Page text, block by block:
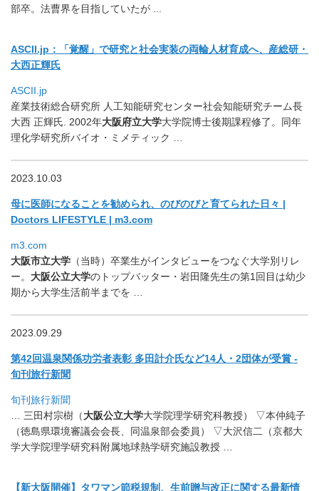
部卒。法曹界を目指していたが ..
ASCII.jp：「覚醒」で研究と社会実装の両輪人材育成へ、 産総研・
大西正輝氏
ASCII.jp
産業技術総合研究所 人工知能研究センター社会知能研究チーム長
大西 正輝氏. 2002年大阪府立大学大学院博士後期課程修了。 同年
理化学研究所バイオ・ミメティック …
2023.10.03
母に医師になることを勧められ、のびのびと育てられた日々 |
Doctors LIFESTYLE | m3.com
m3.com
大阪市立大学 （当時） 卒業生がインタビューをつなぐ大学別リレ
ー。 大阪公立大学のトップバッター・ 岩田隆先生の第1回目は幼少
期から大学生活前半までを …
2023.09.29
第42回温泉関係功労者表彰 多田計介氏など14人・2団体が受賞 -
旬刊旅行新聞
旬刊旅行新聞
… 三田村宗樹（大阪公立大学大学院理学研究科教授） ▽本仲純子
（徳島県環境審議会会長、同温泉部会委員） ▽大沢信二（京都大
学大学院理学研究科附属地球熱学研究施設教授 …
【新大阪開催】タワマン節税規制、 生前贈与改正に関する最新情